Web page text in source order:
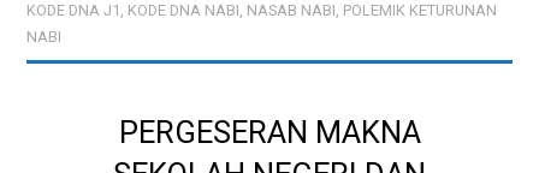
KODE DNA J1 , KODE DNA NABI, NASAB NABI, POLEMIK KETURUNAN
NABI
PERGESERAN MAKNA